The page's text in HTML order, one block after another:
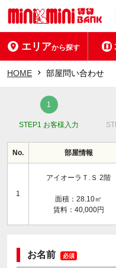
エリアから探す
HOME 部屋問い合わせ
STEP1 お客様入力
No. 部屋情報
1
アイオーラＴ.Ｓ 2階
面積：28.10㎡
賃料：40,000円
お名前 必須